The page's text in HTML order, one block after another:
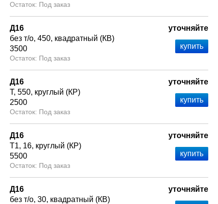
Под заказ
Д16
без т/о 450 квадратный (КВ)
3500
Под заказ
уточняйте
Д16
Т 550 круглый (КР)
2500
Под заказ
уточняйте
Д16
Т1 16 круглый (КР)
5500
Под заказ
уточняйте
Д16
без т/о 30 квадратный (КВ)
уточняйте